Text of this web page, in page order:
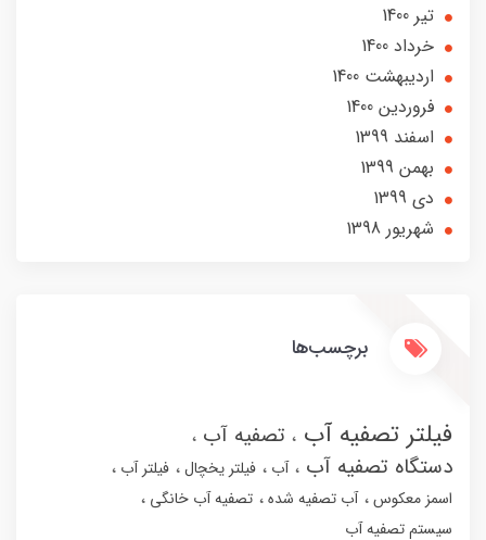
تير 1400
خرداد 1400
ارديبهشت 1400
فروردین 1400
اسفند 1399
بهمن 1399
دی 1399
شهریور 1398
برچسب‌ها
فیلتر تصفیه آب
تصفیه آب
دستگاه تصفیه آب
آب فیلتر یخچال
فیلتر آب
اسمز معکوس
آب تصفیه شده
تصفیه آب خانگی
سیستم تصفیه آب